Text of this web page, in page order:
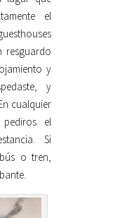
el
resguardo
y
y
cualquier
el
Si
o tren,